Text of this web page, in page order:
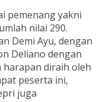
pemenang yakni
nilai 290.
Demi Ayu, dengan
Deliano dengan
harapan diraih oleh
peserta ini,
juga